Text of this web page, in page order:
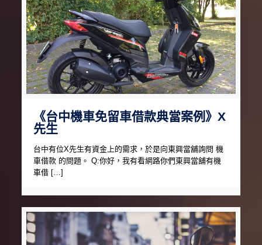
《台中機車免留車借款典當案例》X
先生
台中有位X先生有資金上的需求，於是向東興當舖詢問 機
車借款 的問題。 Q:你好，我有看網路你們東興當舖有機
車借 […]